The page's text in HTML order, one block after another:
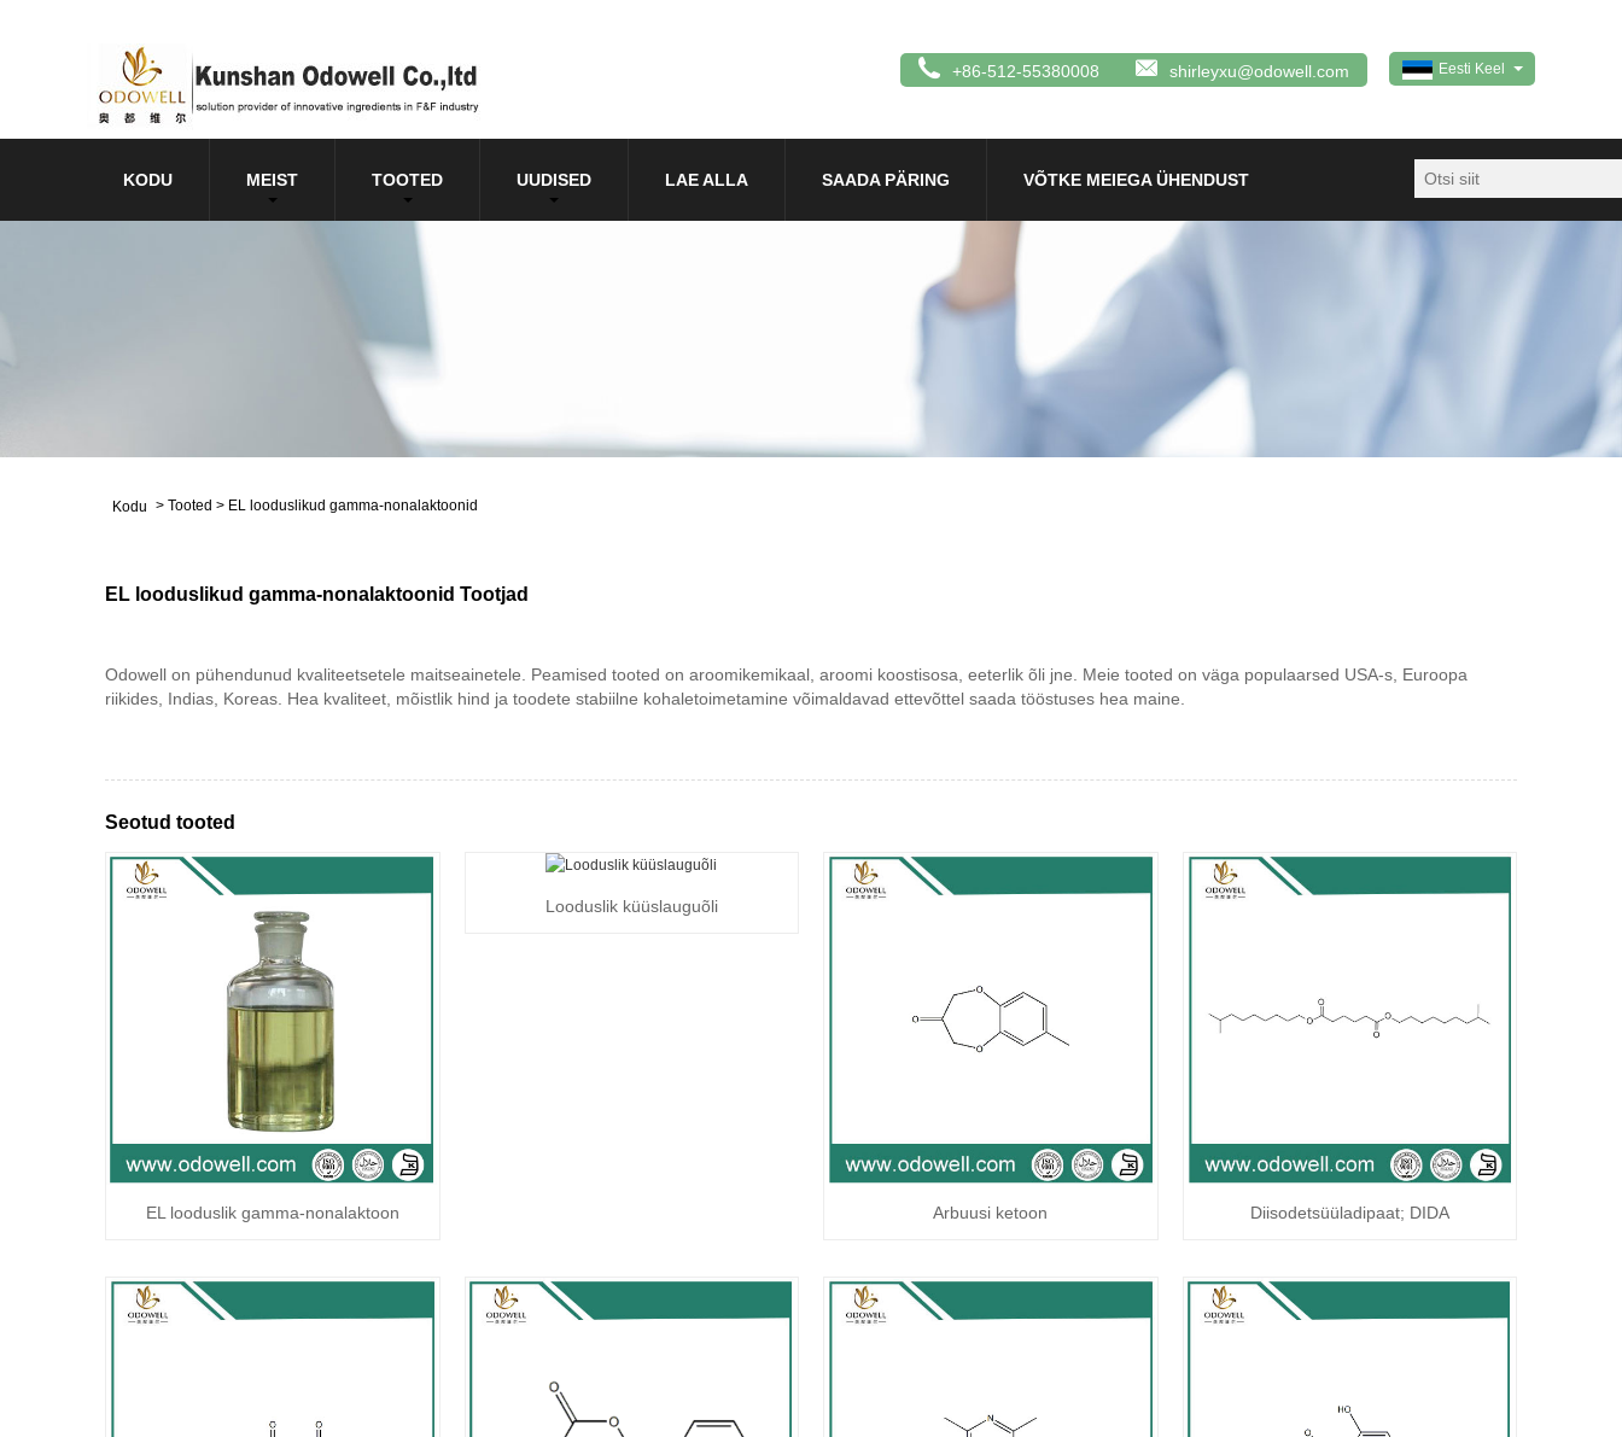
Eesti Keel
+86-512-55380008 shirleyxu@odowell.com
KODU MEIST TOOTED UUDISED LAE ALLA SAADA PÄRING VÕTKE MEIEGA ÜHENDUST
Kodu > Tooted > EL looduslikud gamma-nonalaktoonid
EL looduslikud gamma-nonalaktoonid Tootjad
Odowell on pühendunud kvaliteetsetele maitseainetele. Peamised tooted on aroomikemikaal, aroomi koostisosa, eeterlik õli jne. Meie tooted on väga populaarsed USA-s, Euroopa
riikides, Indias, Koreas. Hea kvaliteet, mõistlik hind ja toodete stabiilne kohaletoimetamine võimaldavad ettevõttel saada tööstuses hea maine.
Seotud tooted
EL looduslik gamma-nonalaktoon
Looduslik küüslauguõli
Arbuusi ketoon Diisodetsüüladipaat; DIDA